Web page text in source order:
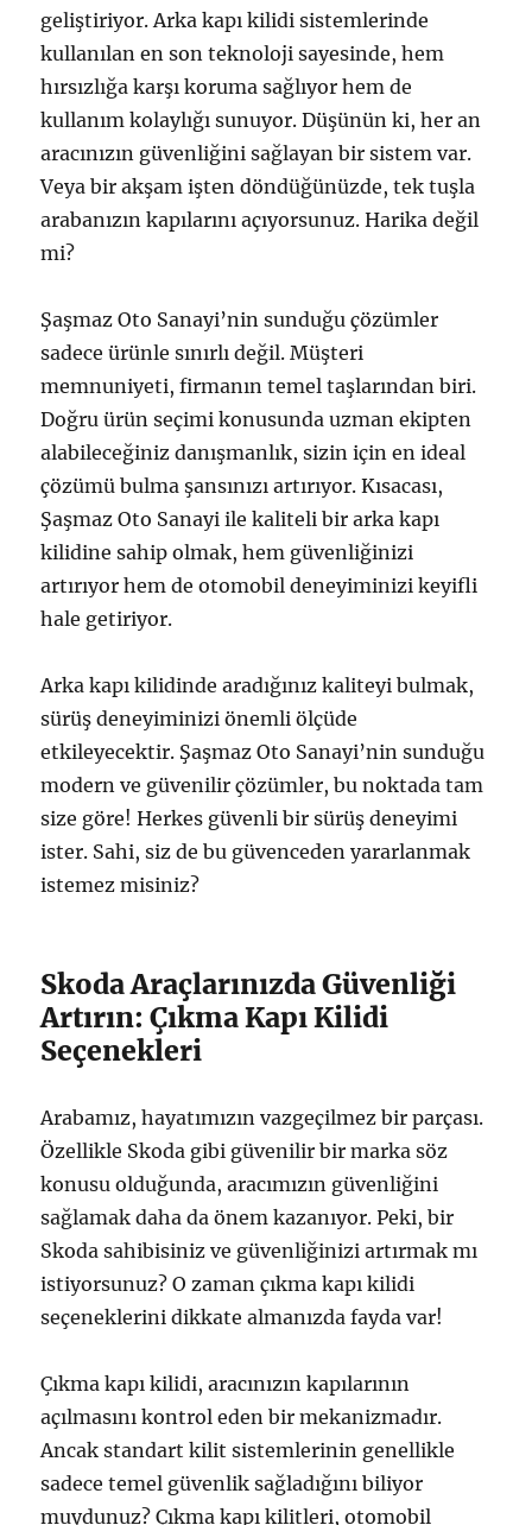
geliştiriyor. Arka kapı kilidi sistemlerinde
kullanılan en son teknoloji sayesinde, hem
hırsızlığa karşı koruma sağlıyor hem de
kullanım kolaylığı sunuyor. Düşünün ki, her an
aracınızın güvenliğini sağlayan bir sistem var.
Veya bir akşam işten döndüğünüzde, tek tuşla
arabanızın kapılarını açıyorsunuz. Harika değil
mi?
Şaşmaz Oto Sanayi’nin sunduğu çözümler
sadece ürünle sınırlı değil. Müşteri
memnuniyeti, firmanın temel taşlarından biri.
Doğru ürün seçimi konusunda uzman ekipten
alabileceğiniz danışmanlık, sizin için en ideal
çözümü bulma şansınızı artırıyor. Kısacası,
Şaşmaz Oto Sanayi ile kaliteli bir arka kapı
kilidine sahip olmak, hem güvenliğinizi
artırıyor hem de otomobil deneyiminizi keyifli
hale getiriyor.
Arka kapı kilidinde aradığınız kaliteyi bulmak,
sürüş deneyiminizi önemli ölçüde
etkileyecektir. Şaşmaz Oto Sanayi’nin sunduğu
modern ve güvenilir çözümler, bu noktada tam
size göre! Herkes güvenli bir sürüş deneyimi
ister. Sahi, siz de bu güvenceden yararlanmak
istemez misiniz?
Skoda Araçlarınızda Güvenliği
Artırın: Çıkma Kapı Kilidi
Seçenekleri
Arabamız, hayatımızın vazgeçilmez bir parçası.
Özellikle Skoda gibi güvenilir bir marka söz
konusu olduğunda, aracımızın güvenliğini
sağlamak daha da önem kazanıyor. Peki, bir
Skoda sahibisiniz ve güvenliğinizi artırmak mı
istiyorsunuz? O zaman çıkma kapı kilidi
seçeneklerini dikkate almanızda fayda var!
Çıkma kapı kilidi, aracınızın kapılarının
açılmasını kontrol eden bir mekanizmadır.
Ancak standart kilit sistemlerinin genellikle
sadece temel güvenlik sağladığını biliyor
muydunuz? Çıkma kapı kilitleri, otomobil